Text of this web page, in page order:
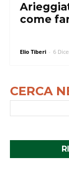
come
Elio Tiberi - 6
CERCA